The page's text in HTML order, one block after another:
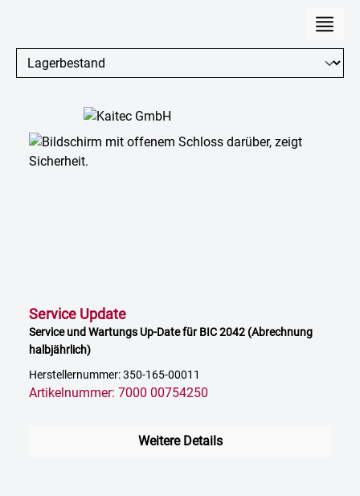
Service Update
Service und Wartungs Up-Date für BIC 2042 (Abrechnung
halbjährlich)
Herstellernummer: 350-165-00011
Artikelnummer: 7000 00754250
Weitere Details